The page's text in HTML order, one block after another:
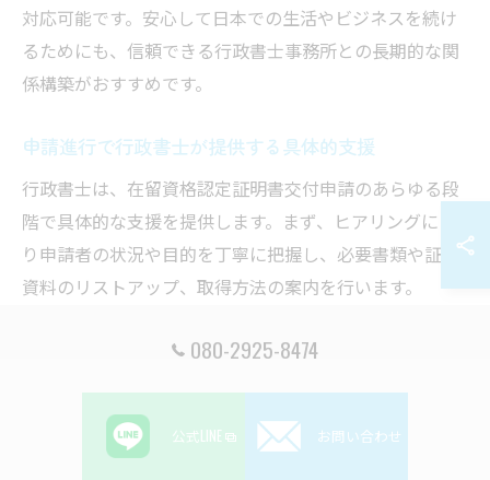
対応可能です。安心して日本での生活やビジネスを続け
るためにも、信頼できる行政書士事務所との長期的な関
係構築がおすすめです。
申請進行で行政書士が提供する具体的支援
行政書士は、在留資格認定証明書交付申請のあらゆる段
階で具体的な支援を提供します。まず、ヒアリングによ
り申請者の状況や目的を丁寧に把握し、必要書類や証明
資料のリストアップ、取得方法の案内を行います。
付資料の精査、申請理由書の作成もサポートします。さ
らに、申請後の追加資料提出や入管からの問い合わせ対
応、審査状況の確認なども行政書士が代行するため、申
請者の心理的負担が大きく軽減されます。
080-2925-8474
公式LINE お問い合わせ